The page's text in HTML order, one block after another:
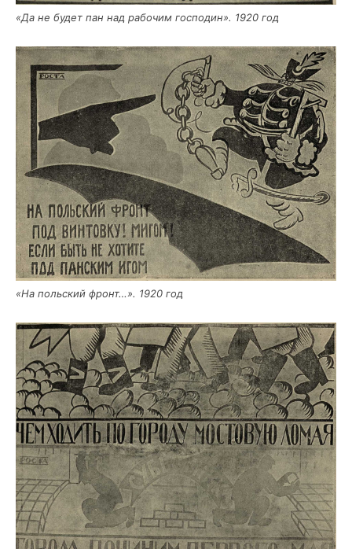
«Да не будет пан над рабо­чим гос­по­дин». 1920 год
«На поль­ский фронт…». 1920 год